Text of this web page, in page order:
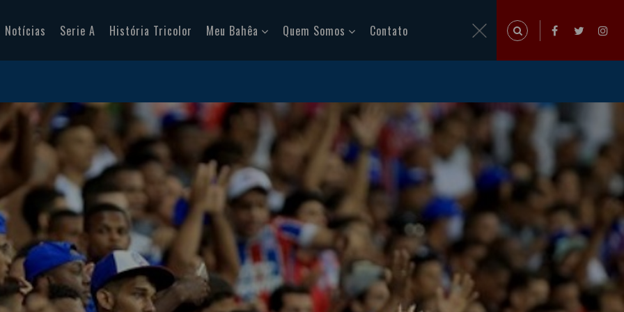
Notícias Serie A História Tricolor Meu Bahêa Quem Somos Contato